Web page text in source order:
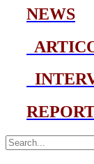
NEWS